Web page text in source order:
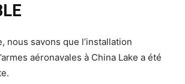
nous savons que l’installation
aéronavales à China Lake a été